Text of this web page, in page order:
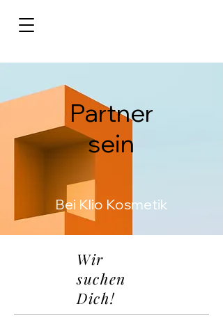
Partner
sein
Bei Klio Kosmetik
Wir
suchen
Dich!